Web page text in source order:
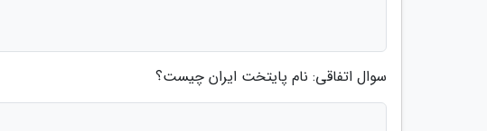
سوال اتفاقی: نام پایتخت ایران چیست؟